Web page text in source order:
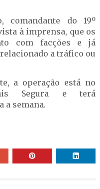
comandante do 19º
à imprensa, que os
com facções e já
a tráfico ou
a operação está no
Segura e terá
a semana.